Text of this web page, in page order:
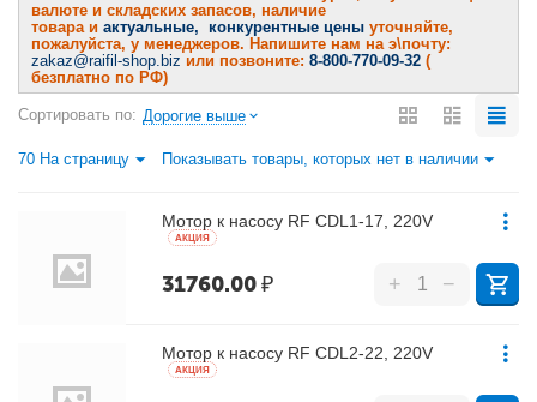
валюте и складских запасов, наличие
товара и актуальные, конкурентные цены уточняйте,
пожалуйста, у менеджеров. Напишите нам на э\почту:
zakaz@raifil-shop.biz или позвоните: 8-800-770-09-32 (
безплатно по РФ)
Сортировать по: Дорогие выше
70 На страницу Показывать товары, которых нет в наличии
Мотор к насосу RF CDL1-17, 220V
AКЦИЯ
31760.00₽ + −
Мотор к насосу RF CDL2-22, 220V
AКЦИЯ